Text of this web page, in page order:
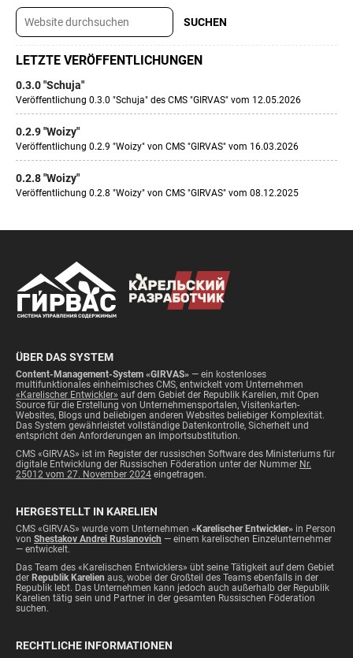
LETZTE VERÖFFENTLICHUNGEN
0.3.0 "Schuja"
Veröffentlichung 0.3.0 "Schuja" des CMS "GIRVAS" vom 12.05.2026
0.2.9 "Woizy"
Veröffentlichung 0.2.9 "Woizy" von CMS "GIRVAS" vom 16.03.2026
0.2.8 "Woizy"
Veröffentlichung 0.2.8 "Woizy" von CMS "GIRVAS" vom 08.12.2025
ÜBER DAS SYSTEM
Content-Management-System «GIRVAS» — ein kostenloses
multifunktionales einheimisches CMS, entwickelt vom Unternehmen
«Karelischer Entwickler» auf dem Gebiet der Republik Karelien, mit Open
Source für die Erstellung von Unternehmensportalen, Visitenkarten-
Websites, Blogs und beliebigen anderen Websites beliebiger Komplexität.
Das System gewährleistet vollständige Datenkontrolle, Sicherheit und
entspricht den Anforderungen an Importsubstitution.
CMS «GIRVAS» ist im Register der russischen Software des Ministeriums für
digitale Entwicklung der Russischen Föderation unter der Nummer Nr.
25012 vom 27. November 2024 eingetragen.
HERGESTELLT IN KARELIEN
CMS «GIRVAS» wurde vom Unternehmen «Karelischer Entwickler» in Person
von Shestakov Andrei Ruslanovich — einem karelischen Einzelunternehmer
— entwickelt.
Das Team des «Karelischen Entwicklers» übt seine Tätigkeit auf dem Gebiet
der Republik Karelien aus, wobei der Großteil des Teams ebenfalls in der
Republik lebt. Das Unternehmen kann jedoch auch außerhalb der Republik
Karelien tätig sein und Partner in der gesamten Russischen Föderation
suchen.
RECHTLICHE INFORMATIONEN